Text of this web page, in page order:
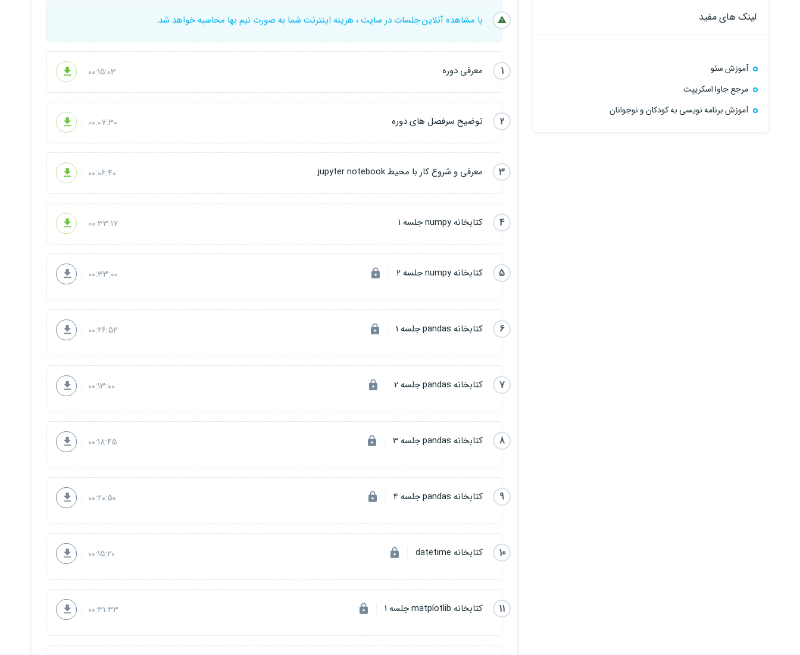
با مشاهده آنلاین جلسات در سایت ، هزینه اینترنت شما به صورت نیم بها محاسبه خواهد شد.
1 معرفی دوره 00:15:03
2 توضیح سرفصل های دوره 00:07:30
3 معرفی و شروع کار با محیط jupyter notebook 00:06:40
4 کتابخانه numpy جلسه 1 00:33:17
5 کتابخانه numpy جلسه 2 00:33:00
6 کتابخانه pandas جلسه 1 00:26:52
7 کتابخانه pandas جلسه 2 00:13:00
8 کتابخانه pandas جلسه 3 00:18:45
9 کتابخانه pandas جلسه 4 00:20:50
10 کتابخانه datetime 00:15:20
11 کتابخانه matplotlib جلسه 1 00:31:33
لینک های مفید
آموزش سئو
مرجع جاوا اسکریپت
آموزش برنامه نویسی به کودکان و نوجوانان